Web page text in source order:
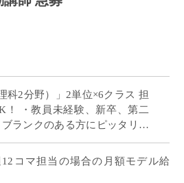
科2分野）」2単位×6クラス 担
！ ・教員未経験、新卒、第二
ランクのある方にピッタリ！
でしっかり授 […]
12コマ担当の場合の月額モデル給